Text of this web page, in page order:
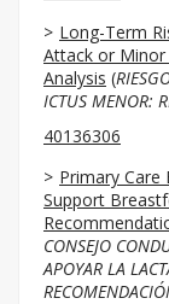
Long-Term
Attack or Minor
Analysis (
ICTUS MENOR:
40136306
Primary
Support
CONSEJO
APOYAR LA